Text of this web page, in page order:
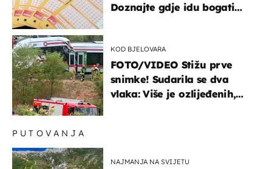
Doznajte gdje idu bogati
KOD BJELOVARA
FOTO/VIDEO Stižu prve
snimke! Sudarila se dva
vlaka: Više je ozlijeđenih,
PUTOVANJA
NAJMANJA NA SVIJETU